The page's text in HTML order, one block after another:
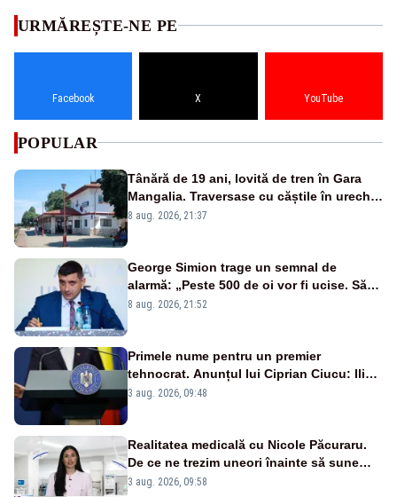
URMĂREȘTE-NE PE
Facebook X YouTube
POPULAR
Tânără de 19 ani, lovită de tren în Gara
Mangalia. Traversase cu căștile în urechi
liniile printr-un loc nepermis
8 aug. 2026, 21:37
George Simion trage un semnal de
alarmă: „Peste 500 de oi vor fi ucise. Să
vedem dacă ciobanii vor fi despăgubiți”
8 aug. 2026, 21:52
Primele nume pentru un premier
tehnocrat. Anunțul lui Ciprian Ciucu: Ilie
Bolojan, scos din joc
3 aug. 2026, 09:48
Realitatea medicală cu Nicole Păcuraru.
De ce ne trezim uneori înainte să sune
alarma?
3 aug. 2026, 09:58